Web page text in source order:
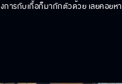
ารกับเกื้อก็มากักตัวด้วย เลยคอยหา